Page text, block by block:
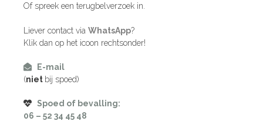
Of spreek een terugbelverzoek in.
Liever contact via WhatsApp?
Klik dan op het icoon rechtsonder!
E-mail
(niet bij spoed)
Spoed of bevalling:
06 – 52 34 45 48